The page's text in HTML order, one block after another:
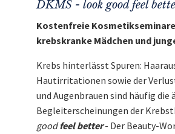
DKMS - look good feel
Kostenfreie
krebskranke Mädchen und
Krebs hinterlässt Spuren:
Hautirritationen sowie der
und Augenbrauen sind häufig die
Begleiterscheinungen der
goodfeel better- Der Beauty-